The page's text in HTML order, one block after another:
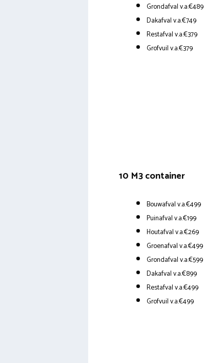
Grondafval v.a.€489
Dakafval v.a.€749
Restafval v.a.€379
Grofvuil v.a.€379
10 M3 container
Bouwafval v.a.€499
Puinafval v.a.€199
Houtafval v.a.€269
Groenafval v.a.€499
Grondafval v.a.€599
Dakafval v.a.€899
Restafval v.a.€499
Grofvuil v.a.€499